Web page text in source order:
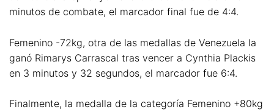
minutos de combate, el marcador final fue de 4:4.
Femenino -72kg, otra de las medallas de Venezuela la
ganó Rimarys Carrascal tras vencer a Cynthia Plackis
en 3 minutos y 32 segundos, el marcador fue 6:4.
Finalmente, la medalla de la categoría Femenino +80kg